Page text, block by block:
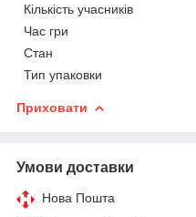
Кількість учасників
Час гри
Стан
Тип упаковки
Приховати
Умови доставки
Нова Пошта